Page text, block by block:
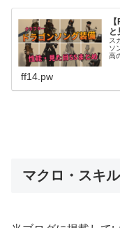
と
ス
ソ
高
ff14.pw
マクロ・スキ